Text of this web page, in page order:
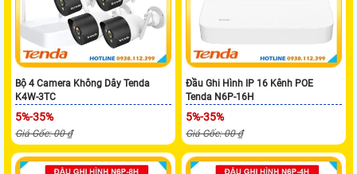
Bộ 4 Camera Không Dây Tenda
K4W-3TC
5%-35%
Giá Gốc: 00 ₫
Đầu Ghi Hình IP 16 Kênh POE
Tenda N6P-16H
5%-35%
Giá Gốc: 00 ₫